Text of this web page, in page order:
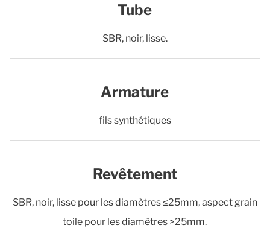
Tube
SBR, noir, lisse.
Armature
fils synthétiques
Revêtement
SBR, noir, lisse pour les diamètres ≤25mm, aspect grain
toile pour les diamètres >25mm.